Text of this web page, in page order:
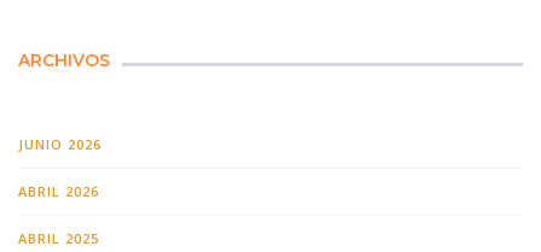
ARCHIVOS
JUNIO 2026
ABRIL 2026
ABRIL 2025